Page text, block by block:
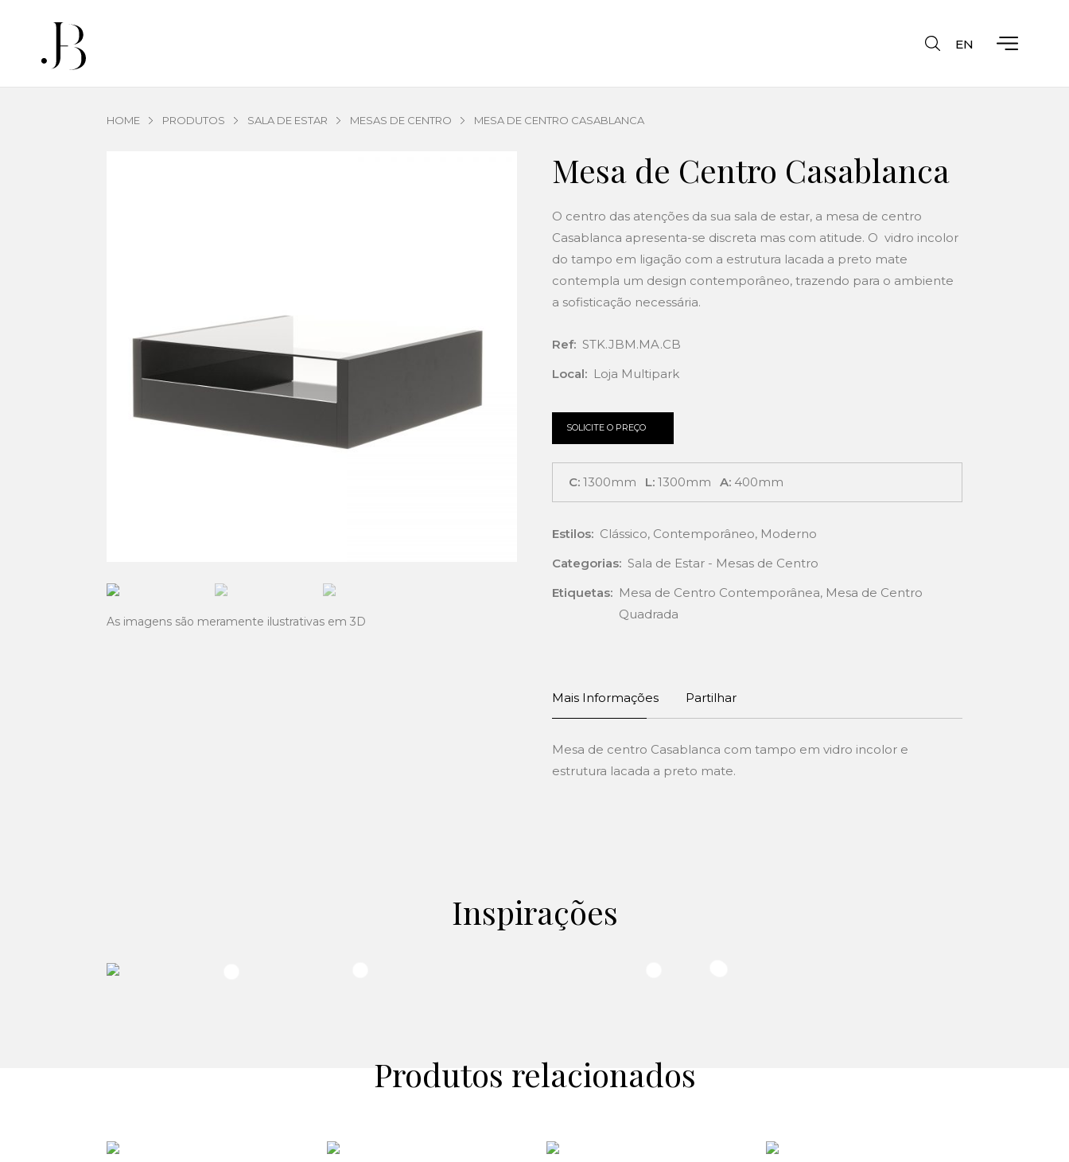
EN
HOME PRODUTOS SALA DE ESTAR MESAS DE CENTRO MESA DE CENTRO CASABLANCA
Mesa de Centro Casablanca
O centro das atenções da sua sala de estar, a mesa de centro
Casablanca apresenta-se discreta mas com atitude. O vidro incolor
do tampo em ligação com a estrutura lacada a preto mate
contempla um design contemporâneo, trazendo para o ambiente
a sofisticação necessária.
Ref: STK.JBM.MA.CB
Local: Loja Multipark
SOLICITE O PREÇO
C: 1300mm L: 1300mm A: 400mm
Estilos: Clássico, Contemporâneo, Moderno
Categorias: Sala de Estar - Mesas de Centro
Etiquetas: Mesa de Centro Contemporânea, Mesa de Centro
Quadrada
Mais Informações Partilhar
Mesa de centro Casablanca com tampo em vidro incolor e
estrutura lacada a preto mate.
Inspirações
Produtos relacionados